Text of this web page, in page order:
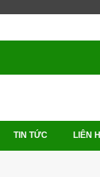
TIN TỨC LIÊN